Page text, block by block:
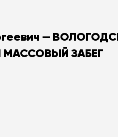
—
МАССОВЫЙ ЗАБЕГ